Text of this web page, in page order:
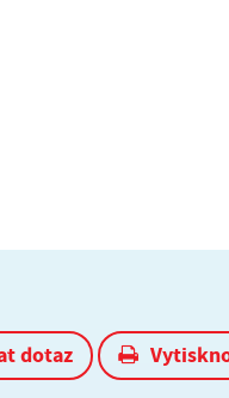
dotaz